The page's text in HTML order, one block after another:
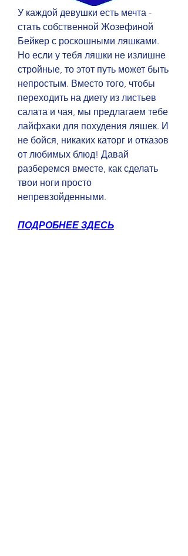
У каждой девушки есть мечта -
стать собственной Жозефиной
Бейкер с роскошными ляшками.
Но если у тебя ляшки не излишне
стройные, то этот путь может быть
непростым. Вместо того, чтобы
переходить на диету из листьев
салата и чая, мы предлагаем тебе
лайфхаки для похудения ляшек. И
не бойся, никаких каторг и отказов
от любимых блюд! Давай
разберемся вместе, как сделать
твои ноги просто
непревзойденными.
ПОДРОБНЕЕ ЗДЕСЬ